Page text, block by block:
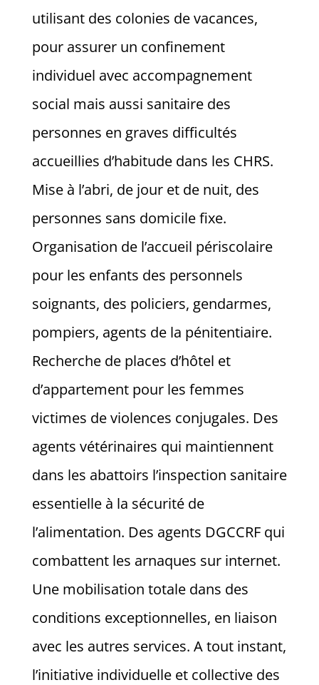
utilisant des colonies de vacances,
pour assurer un confinement
individuel avec accompagnement
social mais aussi sanitaire des
personnes en graves difficultés
accueillies d’habitude dans les CHRS.
Mise à l’abri, de jour et de nuit, des
personnes sans domicile fixe.
Organisation de l’accueil périscolaire
pour les enfants des personnels
soignants, des policiers, gendarmes,
pompiers, agents de la pénitentiaire.
Recherche de places d’hôtel et
d’appartement pour les femmes
victimes de violences conjugales. Des
agents vétérinaires qui maintiennent
dans les abattoirs l’inspection sanitaire
essentielle à la sécurité de
l’alimentation. Des agents DGCCRF qui
combattent les arnaques sur internet.
Une mobilisation totale dans des
conditions exceptionnelles, en liaison
avec les autres services. A tout instant,
l’initiative individuelle et collective des